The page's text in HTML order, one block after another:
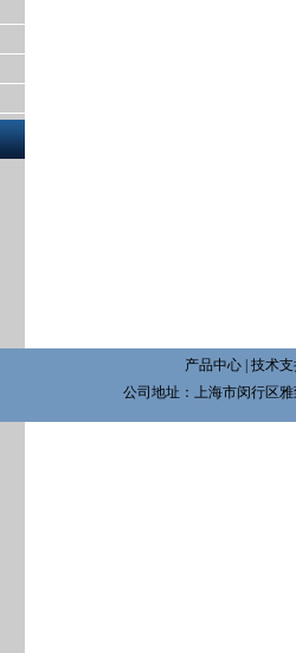
产品中心 技术
公司地址：上海市闵行区